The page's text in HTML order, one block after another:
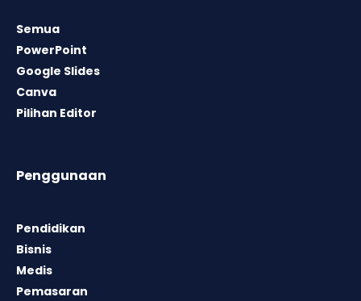
Semua
PowerPoint
Google Slides
Canva
Pilihan Editor
Penggunaan
Pendidikan
Bisnis
Medis
Pemasaran